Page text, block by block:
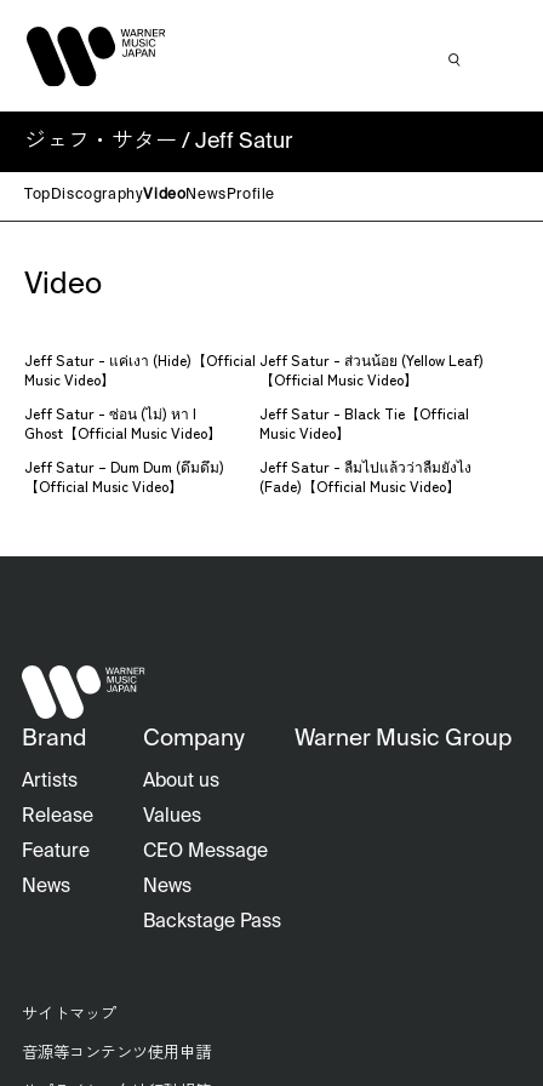
ジェフ・サター / Jeff Satur
Top DiscographyVideoNews Profile
Video
Jeff Satur - แค่เงา (Hide)【Official
Music Video】
Jeff Satur - ส่วนน้อย (Yellow Leaf)
【Official Music Video】
Jeff Satur - ซ่อน (ไม่) หา l
Ghost【Official Music Video】
Jeff Satur - Black Tie【Official
Music Video】
Jeff Satur – Dum Dum (ดึมดึม)
【Official Music Video】
Jeff Satur - ลืมไปแล้วว่าลืมยังไง
(Fade)【Official Music Video】
Brand
Artists
Release
Feature
News
Company
About us
Values
CEO Message
News
Backstage Pass
Warner Music Group
サイトマップ
音源等コンテンツ使用申請